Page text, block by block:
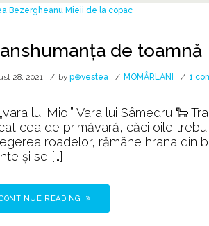
de toamnă
28, 2021 by p⊕vestea MOMÂRLANI 1
lui Mioi” Vara lui Sâmedru 🐑
cea de primăvară, căci oile
roadelor, rămâne hrana din
şi se […]
READING